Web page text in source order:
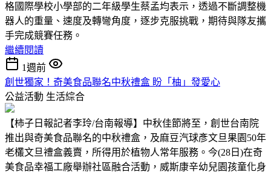
格國際學校小學部的二年級學生蔡孟均表示，透過不斷調整機
器人的重量、速度及轉彎角度，逐步克服挑戰，期待與隊友攜
手完成競賽任務。
繼續閱讀
1週前
創世獨家！奇美食品聯名中秋禮盒 盼「柚」發愛心
公益活動 生活綜合
【柿子日報記者李玲/台南報導】中秋佳節將至，創世台南院
推出與奇美食品聯名的中秋禮盒，及麻豆汽球彥文旦果園50年
老欉文旦禮盒義賣，所得用於植物人常年服務。今(28日)在奇
美食品幸福工廠舉辦社區融合活動，威斯康辛幼兒園孩童化身